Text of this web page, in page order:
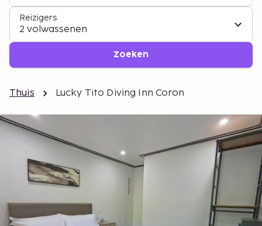
Reizigers
2 volwassenen
Zoeken
Thuis Lucky Tito Diving Inn Coron